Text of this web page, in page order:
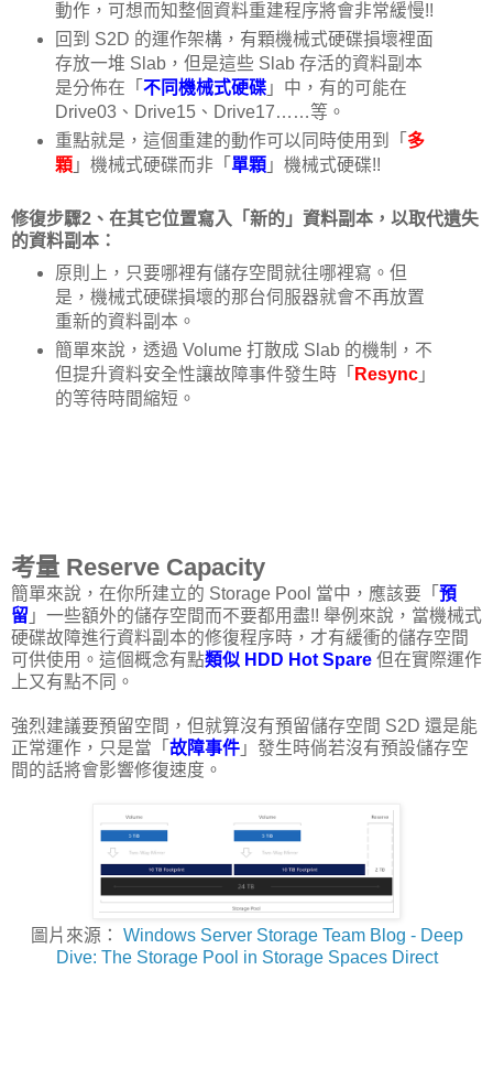
動作，可想而知整個資料重建程序將會非常緩慢!!
回到 S2D 的運作架構，有顆機械式硬碟損壞裡面
存放一堆 Slab，但是這些 Slab 存活的資料副本
是分佈在「 不同機械式硬碟」中，有的可能在
Drive03、Drive15、Drive17……等。
重點就是，這個重建的動作可以同時使用到「 多
顆」機械式硬碟而非「 單顆」機械式硬碟!!
修復步驟2、在其它位置寫入「新的」資料副本，以取代遺失
的資料副本：
原則上，只要哪裡有儲存空間就往哪裡寫。但
是，機械式硬碟損壞的那台伺服器就會不再放置
重新的資料副本。
簡單來說，透過 Volume 打散成 Slab 的機制，不
但提升資料安全性讓故障事件發生時「 Resync」
的等待時間縮短。
考量 Reserve Capacity
簡單來說，在你所建立的 Storage Pool 當中，應該要「 預
留 」一些額外的儲存空間而不要都用盡!! 舉例來說，當機械式
硬碟故障進行資料副本的修復程序時，才有緩衝的儲存空間
可供使用。這個概念有點類似 HDD Hot Spare 但在實際運作
上又有點不同。
強烈建議要預留空間，但就算沒有預留儲存空間 S2D 還是能
正常運作，只是當「 故障事件 」發生時倘若沒有預設儲存空
間的話將會影響修復速度。
圖片來源： Windows Server Storage Team Blog - Deep
Dive: The Storage Pool in Storage Spaces Direct